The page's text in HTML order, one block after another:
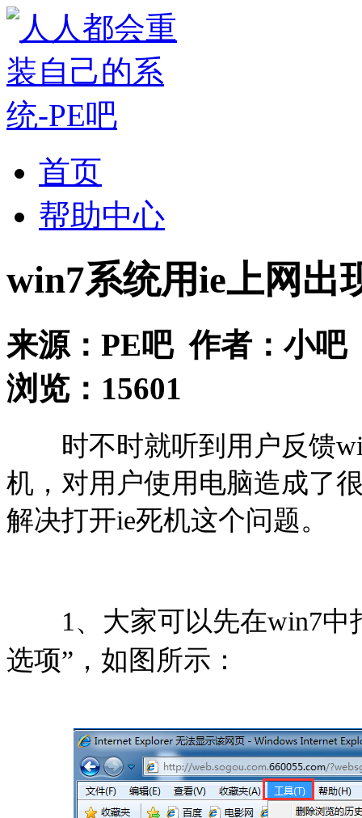
首页
帮助中心
win7系统用ie上网出
来源： PE吧作者：小吧
浏览： 15601
时不时就听到用户反馈
机，对用户使用电脑造成了
解决打开ie死机这个问题。
1、大家可以先在win7中
选项”，如图所示：